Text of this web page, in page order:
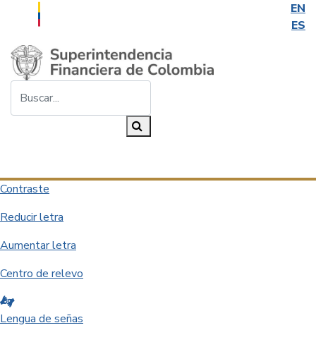
EN
ES
Saltar al contenido principal
Contraste
Reducir letra
Aumentar letra
Centro de relevo
Lengua de señas